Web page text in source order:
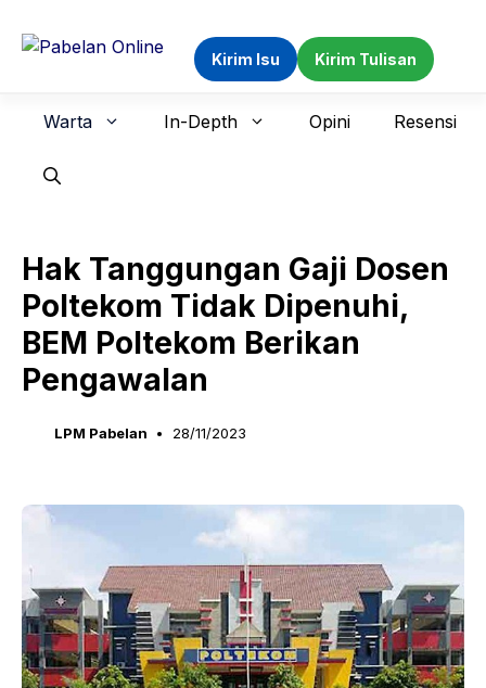
Kirim Isu Kirim Tulisan
Warta In-Depth Opini Resensi
Hak Tanggungan Gaji Dosen
Poltekom Tidak Dipenuhi,
BEM Poltekom Berikan
Pengawalan
LPM Pabelan 28/11/2023